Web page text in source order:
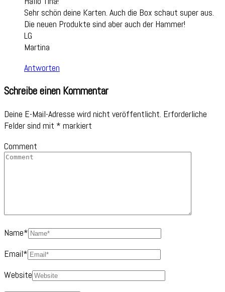
Sehr schön deine Karten. Auch die Box schaut super aus.
Die neuen Produkte sind aber auch der Hammer!
LG
Martina
Antworten
Schreibe einen Kommentar
Deine E-Mail-Adresse wird nicht veröffentlicht. Erforderliche
Felder sind mit * markiert
Comment
Name*
Email*
Website